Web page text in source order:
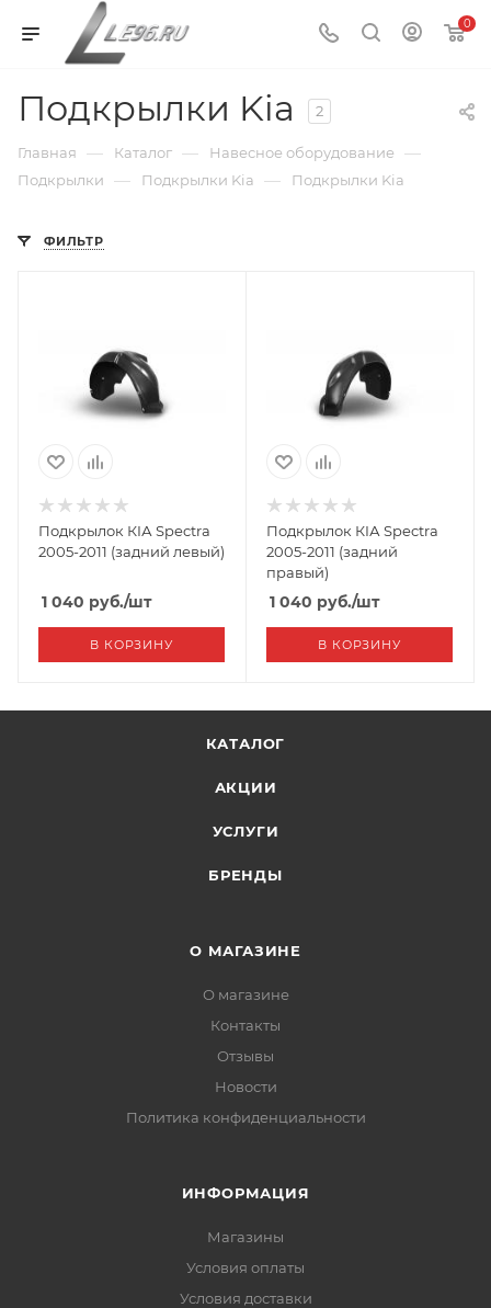
0
Подкрылки Kia 2
Главная — Каталог — Навесное оборудование —
Подкрылки — Подкрылки Kia — Подкрылки Kia
ФИЛЬТР
Подкрылок КIА Spectra
2005-2011 (задний левый)
1 040 руб./шт
В КОРЗИНУ
Подкрылок КIА Spectra
2005-2011 (задний
правый)
1 040 руб./шт
В КОРЗИНУ
КАТАЛОГ
АКЦИИ
УСЛУГИ
БРЕНДЫ
О МАГАЗИНЕ
О магазине
Контакты
Отзывы
Новости
Политика конфиденциальности
ИНФОРМАЦИЯ
Магазины
Условия оплаты
Условия доставки